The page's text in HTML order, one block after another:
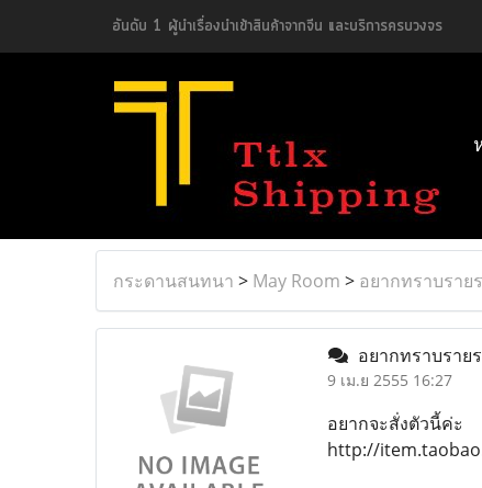
อันดับ 1 ผู้นำเรื่องนำเข้าสินค้าจากจีน และบริการครบวงจร
กระดานสนทนา > May Room > อยากทราบราย
อยากทราบราย
9 เม.ย 2555 16:27
อยากจะสั่งตัวนี้ค่ะ
http://